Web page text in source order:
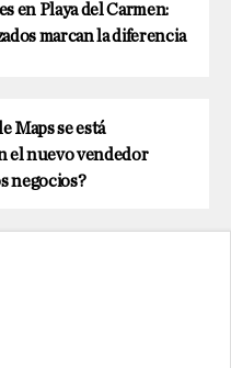
en Playa del Carmen:
marcan la diferencia
Maps se está
el nuevo vendedor
negocios?